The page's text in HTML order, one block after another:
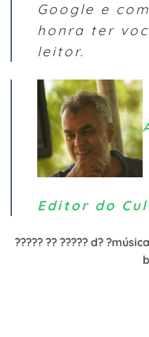
Google e
honra ter
leitor.
Editor do
????? ?? ????? d?